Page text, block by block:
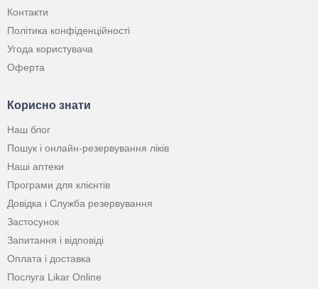
Контакти
Політика конфіденційності
Угода користувача
Оферта
Корисно знати
Наш блог
Пошук і онлайн-резервування ліків
Наші аптеки
Програми для клієнтів
Довідка і Служба резервування
Застосунок
Запитання і відповіді
Оплата і доставка
Послуга Likar Online